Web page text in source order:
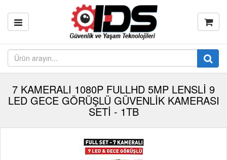
7 KAMERALI 1080P FULLHD 5MP LENSLİ 9
LED GECE GÖRÜŞLÜ GÜVENLİK KAMERASI
SETİ - 1TB